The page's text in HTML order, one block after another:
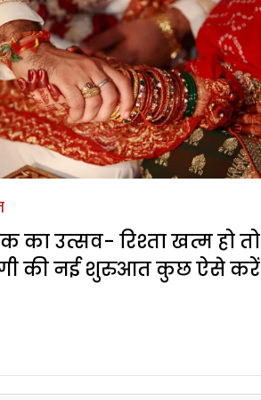
का उत्सव- रिश्ता खत्म हो तो
की नई शुरुआत कुछ ऐसे करें